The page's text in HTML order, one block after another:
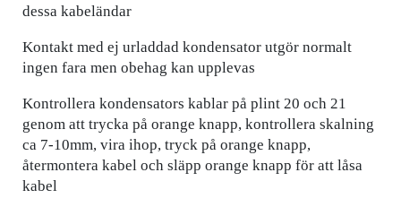
dessa kabeländar
Kontakt med ej urladdad kondensator utgör normalt
ingen fara men obehag kan upplevas
Kontrollera kondensators kablar på plint 20 och 21
genom att trycka på orange knapp, kontrollera skalning
ca 7-10mm, vira ihop, tryck på orange knapp,
återmontera kabel och släpp orange knapp för att låsa
kabel